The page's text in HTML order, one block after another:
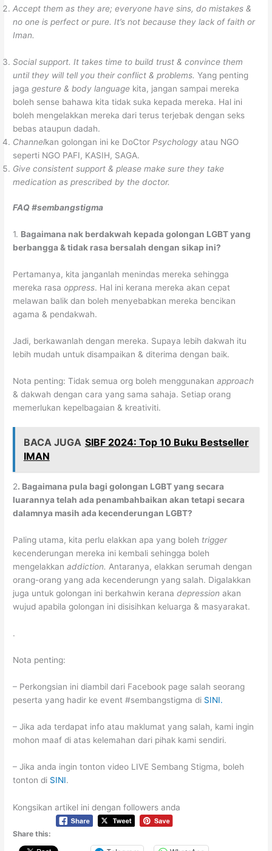
Accept them as they are; everyone have sins, do mistakes &
no one is perfect or pure. It’s not because they lack of faith or
Iman.
Social support. It takes time to build trust & convince them
until they will tell you their conflict & problems. Yang penting
jagagesture & body language kita, jangan sampai mereka
boleh sense bahawa kita tidak suka kepada mereka. Hal ini
boleh mengelakkan mereka dari terus terjebak dengan seks
bebas ataupun dadah.
Channelkan golongan ini ke DoCtor Psychologyatau NGO
seperti NGO PAFI, KASIH, SAGA.
Give consistent support & please make sure they take
medication as prescribed by the doctor.
FAQ #sembangstigma
1. Bagaimana nak berdakwah kepada golongan LGBT yang
berbangga & tidak rasa bersalah dengan sikap ini?
Pertamanya, kita janganlah menindas mereka sehingga
mereka rasaoppress. Hal ini kerana mereka akan cepat
melawan balik dan boleh menyebabkan mereka bencikan
agama & pendakwah.
Jadi, berkawanlah dengan mereka. Supaya lebih dakwah itu
lebih mudah untuk disampaikan & diterima dengan baik.
Nota penting: Tidak semua org boleh menggunakanapproach
& dakwah dengan cara yang sama sahaja. Setiap orang
memerlukan kepelbagaian & kreativiti.
BACA JUGA SIBF 2024: Top 10 Buku Bestseller
IMAN
2. Bagaimana pula bagi golongan LGBT yang secara
luarannya telah ada penambahbaikan akan tetapi secara
dalamnya masih ada kecenderungan LGBT?
Paling utama, kita perlu elakkan apa yang boleh trigger
kecenderungan mereka ini kembali sehingga boleh
mengelakkanaddiction. Antaranya, elakkan serumah dengan
orang-orang yang ada kecenderungn yang salah. Digalakkan
juga untuk golongan ini berkahwin keranadepression akan
wujud apabila golongan ini disisihkan keluarga & masyarakat.
.
Nota penting:
– Perkongsian ini diambil dari Facebook page salah seorang
peserta yang hadir ke event #sembangstigma di SINI.
– Jika ada terdapat info atau maklumat yang salah, kami ingin
mohon maaf di atas kelemahan dari pihak kami sendiri.
– Jika anda ingin tonton video LIVE Sembang Stigma, boleh
tonton di SINI.
Kongsikan artikel ini dengan followers anda
Share this: